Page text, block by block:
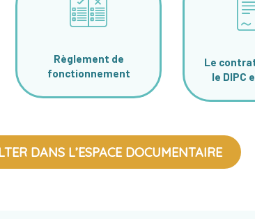
Règlement de
fonctionnement
Le
le DIPC
DANS L’ESPACE DOCUMENTAIRE